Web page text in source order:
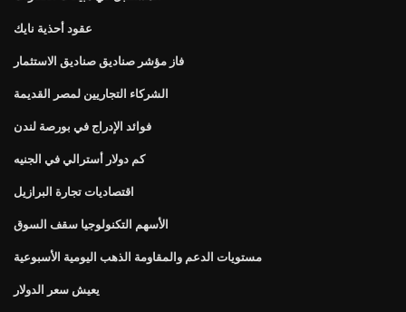
عقود أحذية نايك
فاز مؤشر صناديق صناديق الاستثمار
الشركاء التجاريين لمصر القديمة
فوائد الإدراج في بورصة لندن
كم دولار أسترالي في الجنيه
اقتصاديات تجارة البرازيل
الأسهم التكنولوجيا سقف السوق
مستويات الدعم والمقاومة الذهب اليومية الأسبوعية
يعيش سعر الدولار